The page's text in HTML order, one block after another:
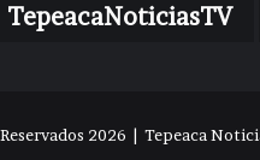
TepeacaNoticiasTV
2026 | Tepeaca